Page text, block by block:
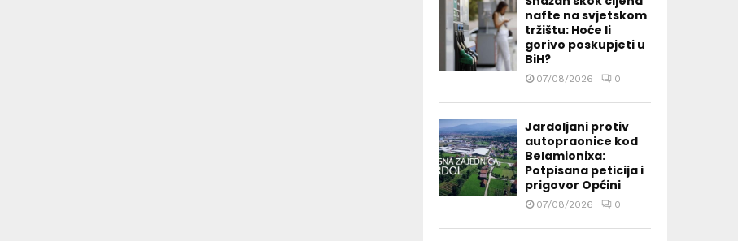
nafte na svjetskom
tržištu: Hoće li
gorivo poskupjeti u
BiH?
07/08/2026 0
Jardoljani protiv
autopraonice kod
Belamionixa:
Potpisana peticija i
prigovor Općini
07/08/2026 0